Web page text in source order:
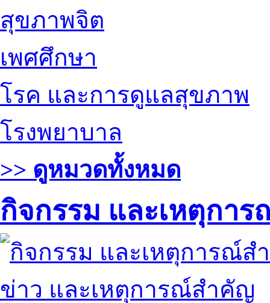
สุขภาพจิต
เพศศึกษา
โรค และการดูแลสุขภาพ
โรงพยาบาล
>> ดูหมวดทั้งหมด
กิจกรรม และเหตุกา
ข่าว และเหตุการณ์สำคัญ